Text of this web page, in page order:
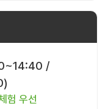
/
험 우선